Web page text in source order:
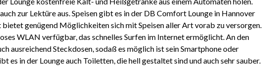
zur Lektüre aus. Speisen gibt es in der DB Comfort Lounge in Hannover
genügend Möglichkeiten sich mit Speisen aller Art vorab zu versorgen.
WLAN verfügbar, das schnelles Surfen im Internet ermöglicht. An den
ausreichend Steckdosen, sodaß es möglich ist sein Smartphone oder
es in der Lounge auch Toiletten, die hell gestaltet sind und auch sehr sauber.